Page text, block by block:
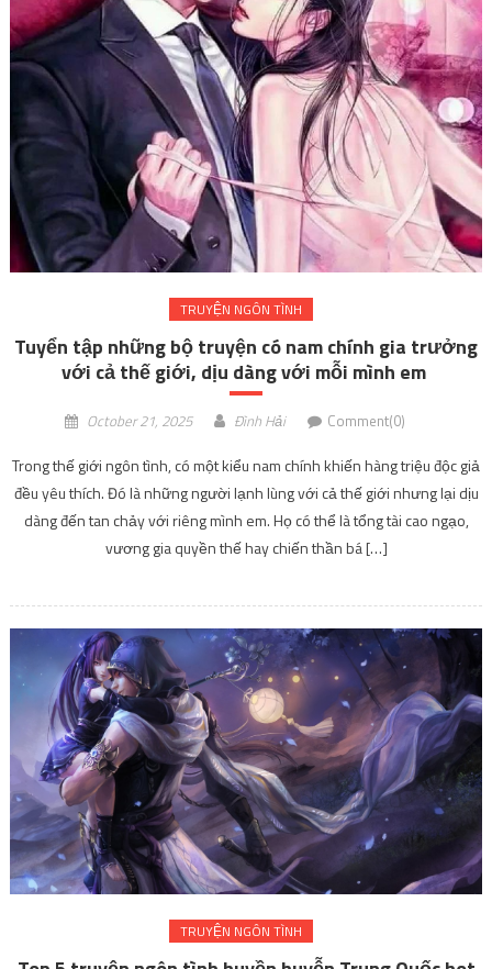
TRUYỆN NGÔN TÌNH
Tuyển tập những bộ truyện có nam chính gia trưởng
với cả thế giới, dịu dàng với mỗi mình em
October 21, 2025 Đình Hải Comment(0)
Trong thế giới ngôn tình, có một kiểu nam chính khiến hàng triệu độc giả
đều yêu thích. Đó là những người lạnh lùng với cả thế giới nhưng lại dịu
dàng đến tan chảy với riêng mình em. Họ có thể là tổng tài cao ngạo,
vương gia quyền thế hay chiến thần bá […]
TRUYỆN NGÔN TÌNH